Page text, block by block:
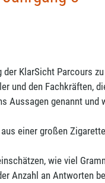
KlarSicht Parcours
und den
Aussagen genannt
einer großen
wie viel
Anzahl an Antworten